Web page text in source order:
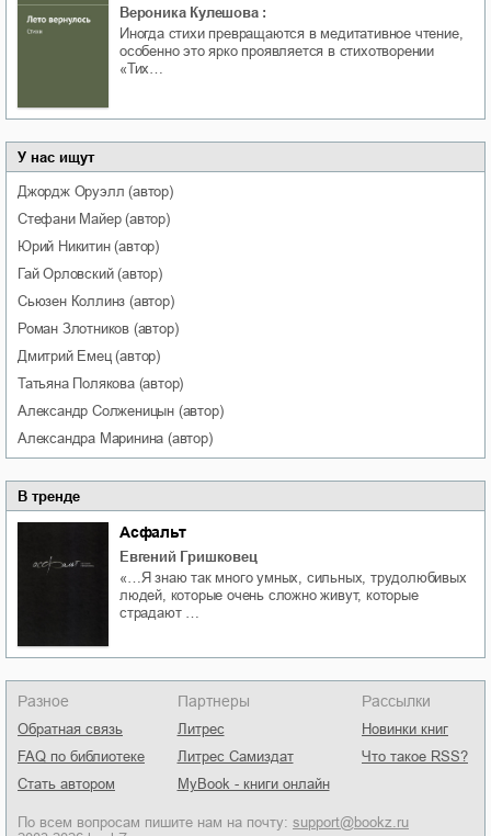
Вероника Кулешова :
Иногда стихи превращаются в медитативное чтение,
особенно это ярко проявляется в стихотворении
«Тих…
У нас ищут
Джордж Оруэлл (автор)
Стефани Майер(автор)
Юрий Никитин(автор)
Гай Орловский(автор)
Сьюзен Коллинз (автор)
Роман Злотников (автор)
Дмитрий Емец(автор)
Татьяна Полякова(автор)
Александр Солженицын (автор)
Александра Маринина (автор)
В тренде
Асфальт
Евгений Гришковец
«…Я знаю так много умных, сильных, трудолюбивых
людей, которые очень сложно живут, которые
страдают …
Разное
Обратная связь
FAQ по библиотеке
Стать автором
Партнеры
Литрес
Литрес Самиздат
MyBook - книги онлайн
Рассылки
Новинки книг
Что такое RSS?
По всем вопросам пишите нам на почту: support@bookz.ru